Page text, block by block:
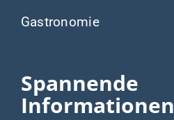
Gastronomie
Spannende
Informationen